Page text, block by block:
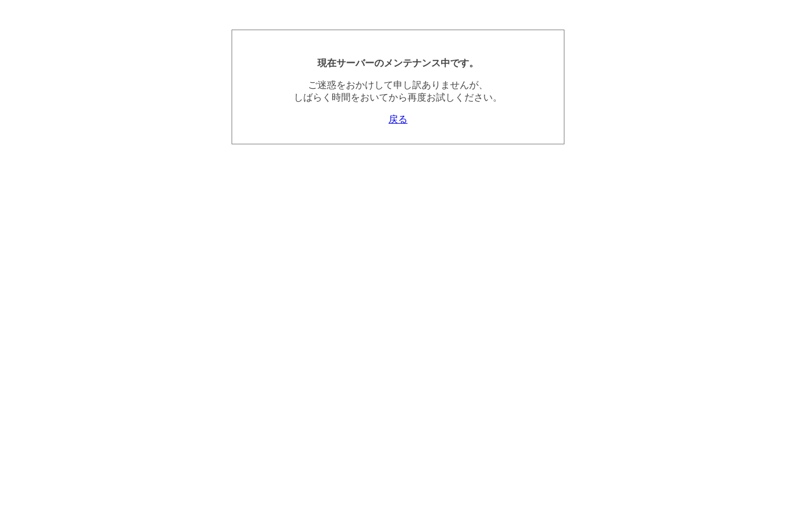
現在サーバーのメンテナンス中です。
ご迷惑をおかけして申し訳ありませんが、
しばらく時間をおいてから再度お試しください。
戻る